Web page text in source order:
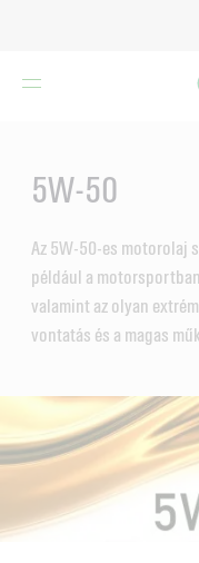
5W-50
Az 5W-50-es motorolaj
például a
valamint az olyan
vontatás és a magas